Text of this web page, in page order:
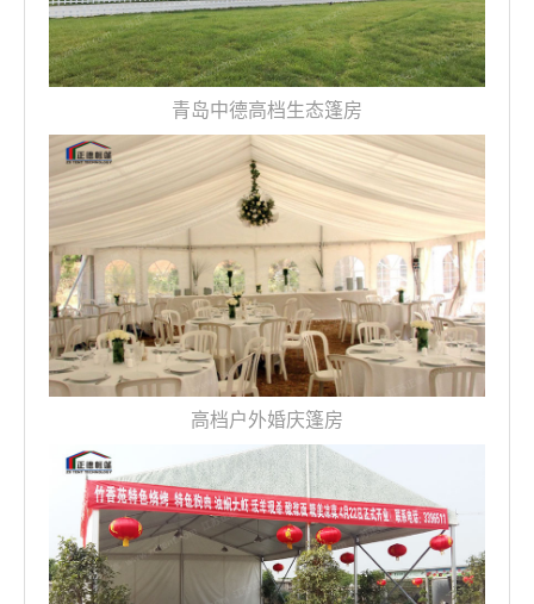
青岛中德高档生态篷房
高档户外婚庆篷房